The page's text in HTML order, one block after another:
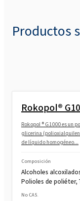
Productos
Rokopol®
Rokopol ® G1000 es un
glicerina
de líquido homogéneo...
Composición
Alcoholes
Polioles de poliéter,
No CAS.